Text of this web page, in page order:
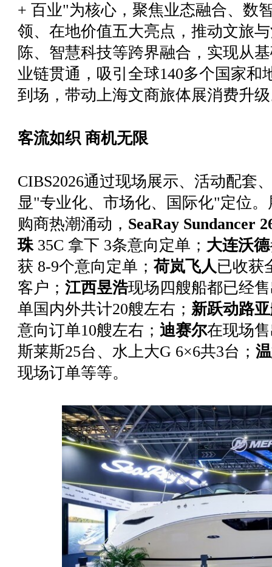
+ 百业"为核心，聚焦业态融合、数
领、在地价值五大亮点，推动文旅
陈、智慧科技等跨界融合，实现从
业链贯通，吸引全球140多个国家和
到场，带动上海文商旅体展消费升
客流如织 商机无限
CIBS2026通过现场展示、活动配套
显"专业化、市场化、国际化"定位
购商热潮涌动， SeaRay Sundancer
珠35C 拿下 3条意向定单； 大连沃德
获 8-9个意向定单；荷岚飞人已收获
客户；江西昱浩现场四艘船都已经
单国内外共计20艘左右； 新跃动路
意向订单10艘左右；迪赛尔在现场
斯莱斯25台、水上大G 6×6共3台；
现场订单等等。